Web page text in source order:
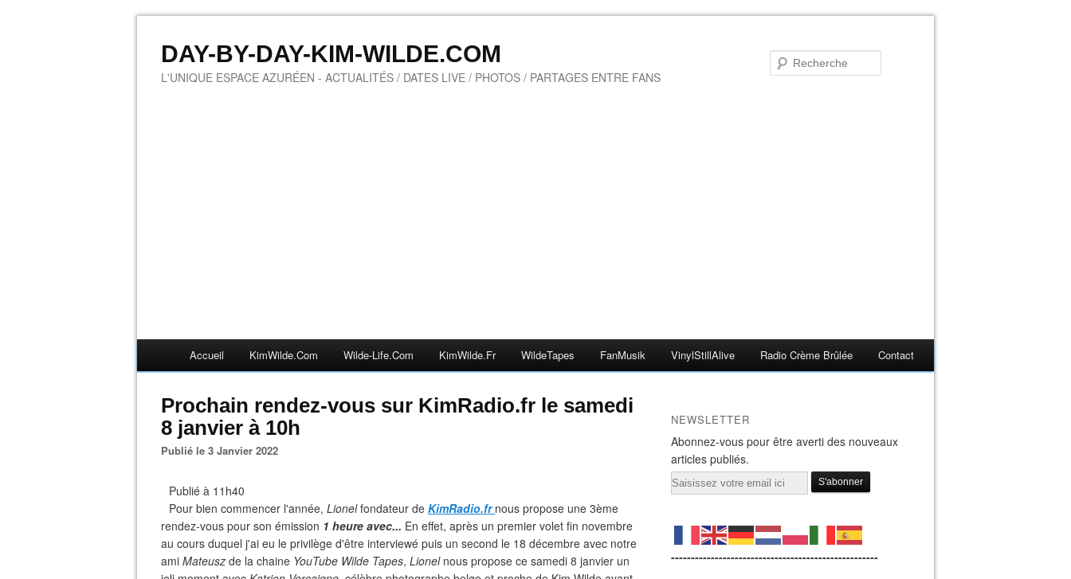
DAY-BY-DAY-KIM-WILDE.COM
L'UNIQUE ESPACE AZURÉEN - ACTUALITÉS / DATES LIVE / PHOTOS / PARTAGES ENTRE FANS
Accueil KimWilde.com Wilde-Life.com KimWilde.fr WildeTapes FanMusik VinylStillAlive Radio Crème Brûlée Contact
Prochain rendez-vous sur KimRadio.fr le samedi
8 janvier à 10h
Publié le 3 Janvier 2022
Publié à 11h40
Pour bien commencer l'année, Lionelfondateur de KimRadio.fr nous propose une 3ème
rendez-vous pour son émission 1 heure avec... En effet, après un premier volet fin novembre
au cours duquel j'ai eu le privilège d'être interviewé puis un second le 18 décembre avec notre
ami Mateusz de la chaine YouTube Wilde Tapes, Lionelnous propose ce samedi 8 janvier un
NEWSLETTER
Abonnez-vous pour être averti des nouveaux
articles publiés.
Email
----------------------------------------------------